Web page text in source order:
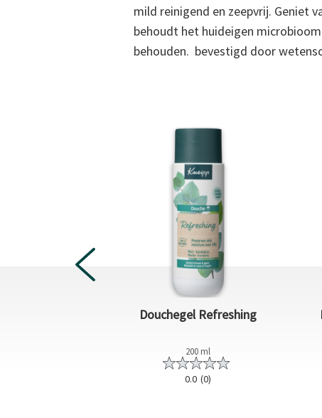
mild reinigend en zeepvrij. Geniet
behoudt het huideigen
behouden. bevestigd door
Douchegel Refreshing
200 ml
0.0 (0)